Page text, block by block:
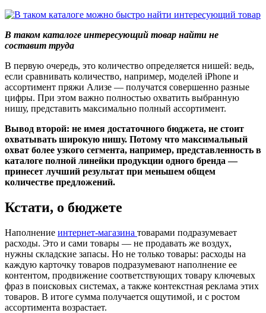
В таком каталоге интересующий товар найти не
составит труда
В первую очередь, это количество определяется нишей: ведь,
если сравнивать количество, например, моделей iPhone и
ассортимент пряжи Ализе — получатся совершенно разные
цифры. При этом важно полностью охватить выбранную
нишу, представить максимально полный ассортимент.
Вывод второй: не имея достаточного бюджета, не стоит
охватывать широкую нишу. Потому что максимальный
охват более узкого сегмента, например, представленность в
каталоге полной линейки продукции одного бренда —
принесет лучший результат при меньшем общем
количестве предложений.
Кстати, о бюджете
Наполнение интернет-магазина товарами подразумевает
расходы. Это и сами товары — не продавать же воздух,
нужны складские запасы. Но не только товары: расходы на
каждую карточку товаров подразумевают наполнение ее
контентом, продвижение соответствующих товару ключевых
фраз в поисковых системах, а также контекстная реклама этих
товаров. В итоге сумма получается ощутимой, и с ростом
ассортимента возрастает.